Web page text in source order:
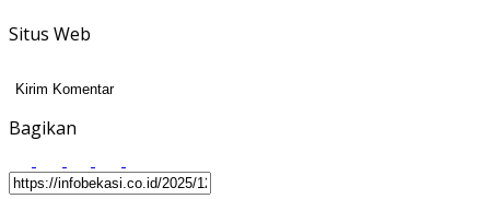
Situs Web
Bagikan